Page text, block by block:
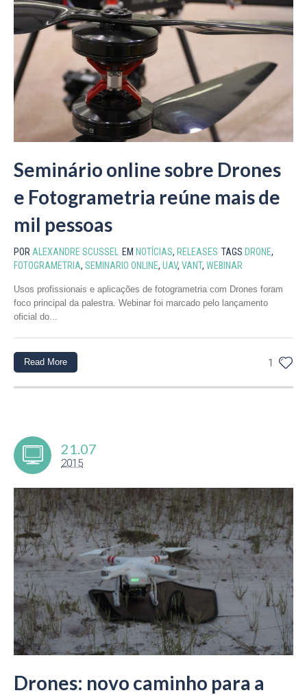
Seminário online sobre Drones
e Fotogrametria reúne mais de
mil pessoas
POR ALEXANDRE SCUSSEL EM NOTÍCIAS, RELEASES TAGS DRONE,
FOTOGRAMETRIA, SEMINARIO ONLINE, UAV, VANT, WEBINAR
Usos profissionais e aplicações de fotogrametria com Drones foram
foco principal da palestra. Webinar foi marcado pelo lançamento
oficial do...
1
Read More
21.07
2015
Drones: novo caminho para a